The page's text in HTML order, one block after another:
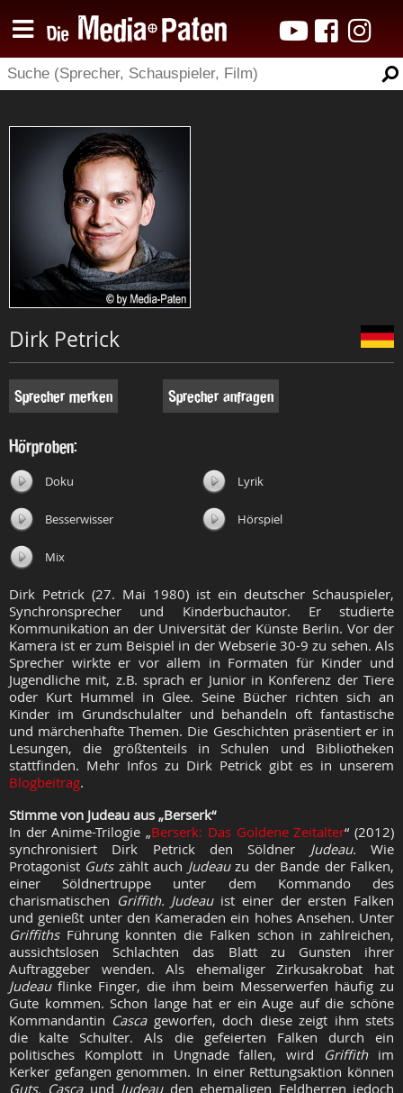
Dirk Petrick
Sprecher merken Sprecher anfragen
Hörproben:
Doku Lyrik
Besserwisser Hörspiel
Mix
Dirk Petrick (27. Mai 1980) ist ein deutscher Schauspieler,
Synchronsprecher und Kinderbuchautor. Er studierte
Kommunikation an der Universität der Künste Berlin. Vor der
Kamera ist er zum Beispiel in der Webserie 30-9 zu sehen. Als
Sprecher wirkte er vor allem in Formaten für Kinder und
Jugendliche mit, z.B. sprach er Junior in Konferenz der Tiere
oder Kurt Hummel in Glee. Seine Bücher richten sich an
Kinder im Grundschulalter und behandeln oft fantastische
und märchenhafte Themen. Die Geschichten präsentiert er in
Lesungen, die größtenteils in Schulen und Bibliotheken
stattfinden. Mehr Infos zu Dirk Petrick gibt es in unserem
Blogbeitrag.
Stimme von Judeau aus „Berserk“
In der Anime-Trilogie „Berserk: Das Goldene Zeitalter“ (2012)
synchronisiert Dirk Petrick den Söldner Judeau.Wie
Protagonist Gutszählt auch Judeauzu der Bande der Falken,
einer Söldnertruppe unter dem Kommando des
charismatischen Griffith. Judeau ist einer der ersten Falken
und genießt unter den Kameraden ein hohes Ansehen. Unter
Griffiths Führung konnten die Falken schon in zahlreichen,
aussichtslosen Schlachten das Blatt zu Gunsten ihrer
Auftraggeber wenden. Als ehemaliger Zirkusakrobat hat
Judeau flinke Finger, die ihm beim Messerwerfen häufig zu
Gute kommen. Schon lange hat er ein Auge auf die schöne
Kommandantin Cascageworfen, doch diese zeigt ihm stets
die kalte Schulter. Als die gefeierten Falken durch ein
politisches Komplott in Ungnade fallen, wird Griffithim
Kerker gefangen genommen. In einer Rettungsaktion können
Guts, Cascaund Judeauden ehemaligen Feldherren jedoch